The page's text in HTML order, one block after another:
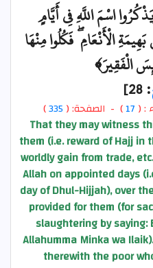
اسْمَ اللَّهِ فِي أَيَّامٍ
الْأَنْعَامِ ۖ فَكُلُوا مِنْهَا
الْفَقِيرَ﴾
: 28]
: (
17) - الصفحة: ( 335
)
That they may witness
them (i.e. reward of Hajj in
worldly gain from trade,
Allah on appointed days
day of Dhul-Hijjah), over
provided for them (for
slaughtering by saying:
Allahumma Minka wa
therewith the poor